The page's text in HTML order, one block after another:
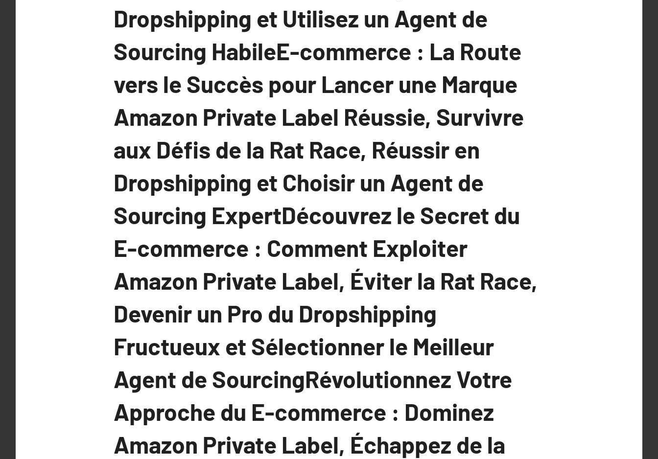
Dropshipping et Utilisez un Agent de
Sourcing HabileE-commerce : La Route
vers le Succès pour Lancer une Marque
Amazon Private Label Réussie, Survivre
aux Défis de la Rat Race, Réussir en
Dropshipping et Choisir un Agent de
Sourcing ExpertDécouvrez le Secret du
E-commerce : Comment Exploiter
Amazon Private Label, Éviter la Rat Race,
Devenir un Pro du Dropshipping
Fructueux et Sélectionner le Meilleur
Agent de SourcingRévolutionnez Votre
Approche du E-commerce : Dominez
Amazon Private Label, Échappez de la